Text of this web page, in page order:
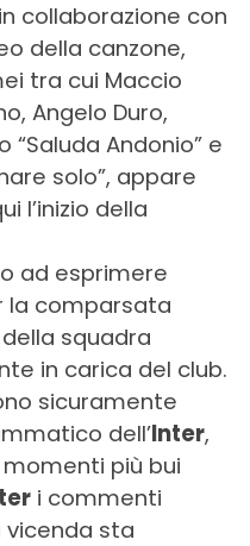
collaborazione con
della canzone,
tra cui Maccio
Angelo Duro,
“Saluda Andonio” e
solo”, appare
l’inizio della
ad esprimere
la comparsata
squadra
in carica del club.
sicuramente
dell’Inter,
più bui
i commenti
vicenda sta